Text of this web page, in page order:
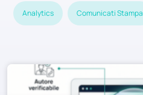
Analytics Comunicati Stampa